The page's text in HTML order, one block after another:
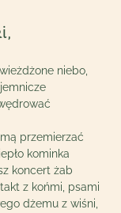
niebo,
przemierzać
kominka
koncert żab
z końmi, psami
dżemu z wiśni,